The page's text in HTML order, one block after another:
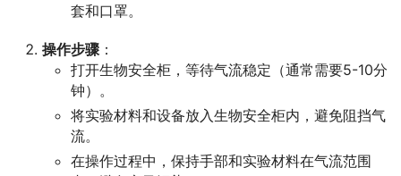
套和口罩。
操作步骤：
打开生物安全柜，等待气流稳定（通常需要5-10分
钟）。
将实验材料和设备放入生物安全柜内，避免阻挡气
流。
在操作过程中，保持手部和实验材料在气流范围